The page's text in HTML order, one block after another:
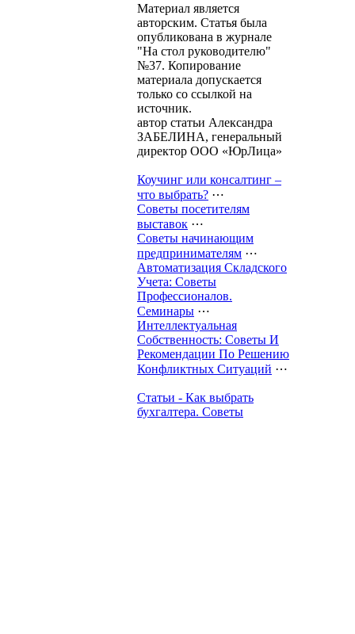
Материал является
авторским. Статья была
опубликована в журнале
"На стол руководителю"
№37. Копирование
материала допускается
только со ссылкой на
источник.
автор статьи Александра
ЗАБЕЛИНА, генеральный
директор ООО «ЮрЛица»
Коучинг или консалтинг –
что выбрать? ⋯
Советы посетителям
выставок ⋯
Советы начинающим
предпринимателям ⋯
Автоматизация Складского
Учета: Советы
Профессионалов.
Семинары ⋯
Интеллектуальная
Собственность: Советы И
Рекомендации По Решению
Конфликтных Ситуаций ⋯
Статьи - Как выбрать
бухгалтера. Советы